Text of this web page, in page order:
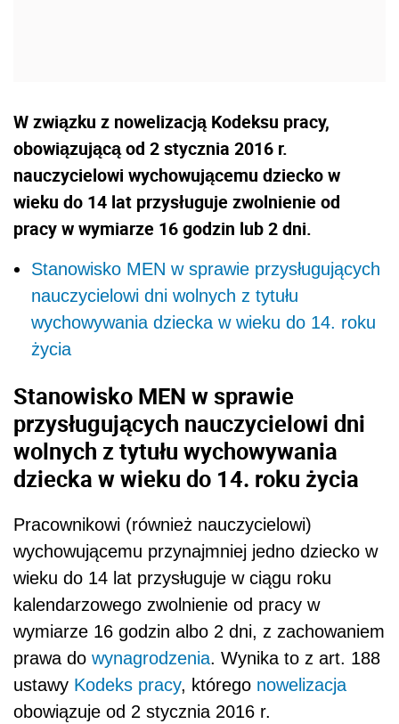
W związku z nowelizacją Kodeksu pracy,
obowiązującą od 2 stycznia 2016 r.
nauczycielowi wychowującemu dziecko w
wieku do 14 lat przysługuje zwolnienie od
pracy w wymiarze 16 godzin lub 2 dni.
Stanowisko MEN w sprawie przysługujących
nauczycielowi dni wolnych z tytułu
wychowywania dziecka w wieku do 14. roku
życia
Stanowisko MEN w sprawie
przysługujących nauczycielowi dni
wolnych z tytułu wychowywania
dziecka w wieku do 14. roku życia
Pracownikowi (również nauczycielowi)
wychowującemu przynajmniej jedno dziecko w
wieku do 14 lat przysługuje w ciągu roku
kalendarzowego zwolnienie od pracy w
wymiarze 16 godzin albo 2 dni, z zachowaniem
prawa do wynagrodzenia. Wynika to z art. 188
ustawy Kodeks pracy, którego nowelizacja
obowiązuje od 2 stycznia 2016 r.